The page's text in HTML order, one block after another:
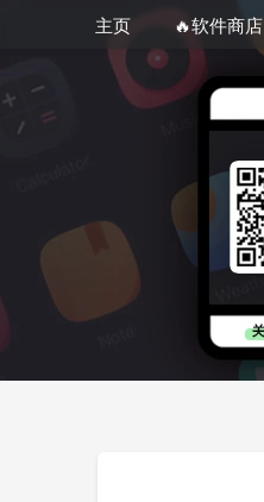
主页 🔥软件商店